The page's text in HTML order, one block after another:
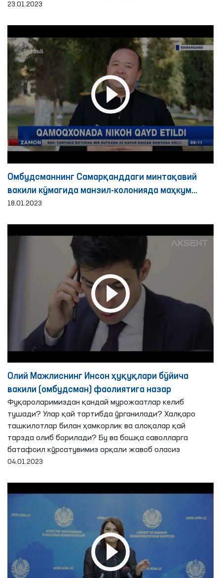
ислоҳотлар
23.01.2023
Омбудсманнинг Самарқанддаги минтақавий
вакили кўмагида манзил-колонияда маҳкум
никоҳи қайд этилди
18.01.2023
Олий Мажлиснинг Инсон ҳуқуқлари бўйича
вакили (омбудсман) фаолиятига назар
Фуқароларимиздан қандай мурожаатлар келиб
тушади? Улар қай тартибда ўрганилади? Халқаро
ташкилотлар билан ҳамкорлик ва алоқалар қай
тарзда олиб борилади? Бу ва бошқа саволларга
батафсил кўрсатувимиз орқали жавоб оласиз
04.01.2023